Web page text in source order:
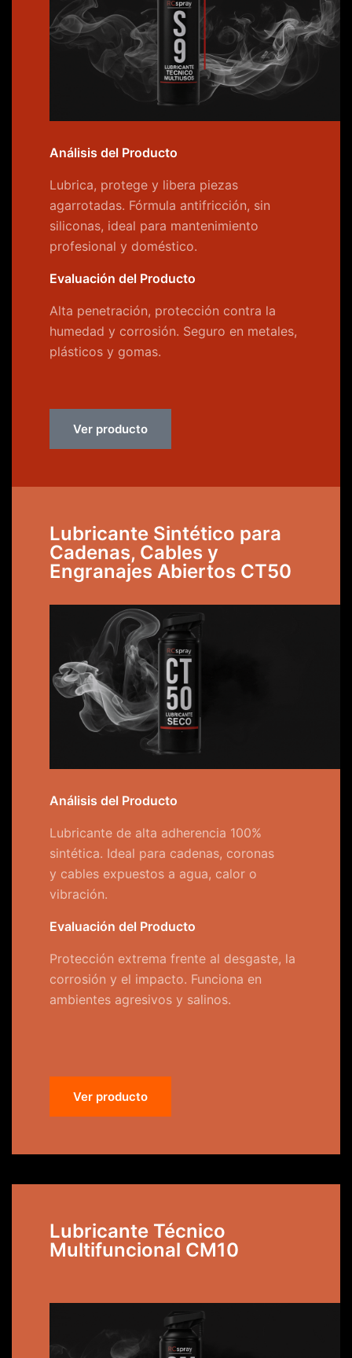
Análisis del Producto
Lubrica, protege y libera piezas
agarrotadas. Fórmula antifricción, sin
siliconas, ideal para mantenimiento
profesional y doméstico.
Evaluación del Producto
Alta penetración, protección contra la
humedad y corrosión. Seguro en metales,
plásticos y gomas.
Ver producto
Lubricante Sintético para
Cadenas, Cables y
Engranajes Abiertos CT50
Análisis del Producto
Lubricante de alta adherencia 100%
sintética. Ideal para cadenas, coronas
y cables expuestos a agua, calor o
vibración.
Evaluación del Producto
Protección extrema frente al desgaste, la
corrosión y el impacto. Funciona en
ambientes agresivos y salinos.
Ver producto
Lubricante Técnico
Multifuncional CM10